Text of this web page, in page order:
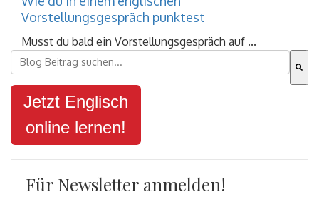
Vorstellungsgespräch punktest
Musst du bald ein Vorstellungsgespräch auf ...
Dies ist ein Suchfeld mit einer automatischen
Es gibt keine Vorschläge, da das Suchfeld leer ist.
Jetzt Englisch
online lernen!
Für Newsletter anmelden!